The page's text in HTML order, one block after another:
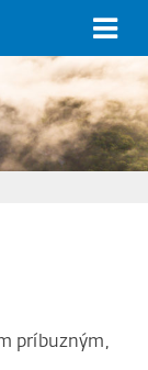
príbuzným,